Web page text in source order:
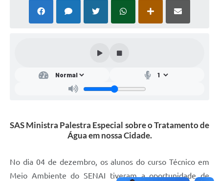
Publicidade de Processos
SAS Ministra Palestra Especial sobre o Tratamento de
Água em nossa Cidade.
No dia 04 de dezembro, os alunos do curso Técnico em
Meio Ambiente do SENAI tiveram a oportunidade de